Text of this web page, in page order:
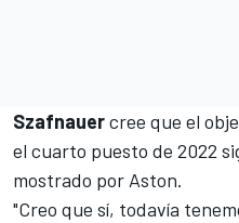
Szafnauercree que el
el cuarto puesto de 2022
mostrado por Aston.
"Creo que sí, todavía